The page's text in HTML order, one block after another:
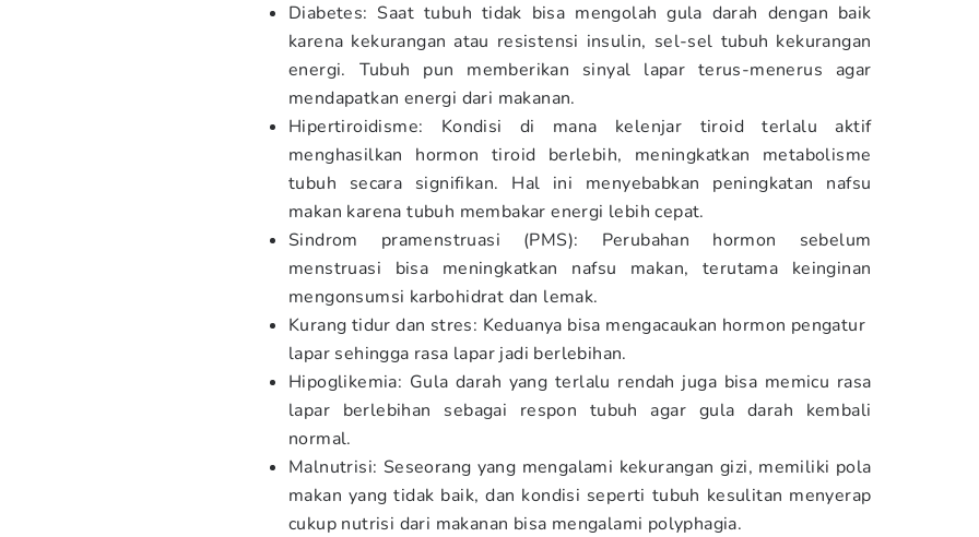
Diabetes: Saat tubuh tidak bisa mengolah gula darah dengan baik
karena kekurangan atau resistensi insulin, sel-sel tubuh kekurangan
energi. Tubuh pun memberikan sinyal lapar terus-menerus agar
mendapatkan energi dari makanan.
Hipertiroidisme: Kondisi di mana kelenjar tiroid terlalu aktif
menghasilkan hormon tiroid berlebih, meningkatkan metabolisme
tubuh secara signifikan. Hal ini menyebabkan peningkatan nafsu
makan karena tubuh membakar energi lebih cepat.
Sindrom pramenstruasi (PMS): Perubahan hormon sebelum
menstruasi bisa meningkatkan nafsu makan, terutama keinginan
mengonsumsi karbohidrat dan lemak.
Kurang tidur dan stres: Keduanya bisa mengacaukan hormon pengatur
lapar sehingga rasa lapar jadi berlebihan.
Hipoglikemia: Gula darah yang terlalu rendah juga bisa memicu rasa
lapar berlebihan sebagai respon tubuh agar gula darah kembali
normal.
Malnutrisi: Seseorang yang mengalami kekurangan gizi, memiliki pola
makan yang tidak baik, dan kondisi seperti tubuh kesulitan menyerap
cukup nutrisi dari makanan bisa mengalami polyphagia.